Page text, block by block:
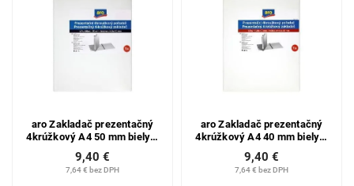
aro Zakladač prezentačný
4krúžkový A4 50 mm biely 1
ks
7,64 € bez DPH
9,40 €
aro Zakladač prezentačný
4krúžkový A4 40 mm biely 1
ks
7,64 € bez DPH
9,40 €